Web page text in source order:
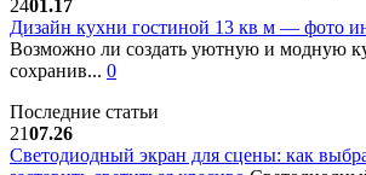
2401.17
Дизайн кухни гостиной 13 кв м — фото
Возможно ли создать уютную и модную
сохранив... 0
Последние статьи
2107.26
Светодиодный экран для сцены: как